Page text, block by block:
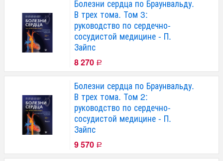
Болезни сердца по Браунвальду.
В трех тома. Том 3:
руководство по сердечно-
сосудистой медицине - П.
Зайпс
8 270 Р
Болезни сердца по Браунвальду.
В трех тома. Том 2:
руководство по сердечно-
сосудистой медицине - П.
Зайпс
9 570 Р